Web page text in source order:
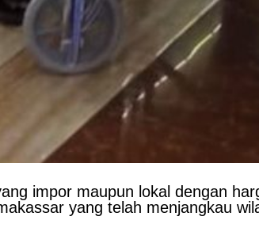
impor maupun lokal dengan
yang telah menjangkau